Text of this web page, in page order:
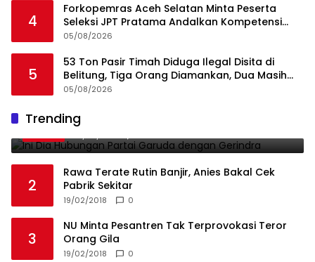
4
Forkopemras Aceh Selatan Minta Peserta
Seleksi JPT Pratama Andalkan Kompetensi
dan Integritas, Bukan Kedekatan
05/08/2026
5
53 Ton Pasir Timah Diduga Ilegal Disita di
Belitung, Tiga Orang Diamankan, Dua Masih
Diburu
05/08/2026
Trending
1
Gerindra
2
Rawa Terate Rutin Banjir, Anies Bakal Cek
Pabrik Sekitar
19/02/2018 0
3
NU Minta Pesantren Tak Terprovokasi Teror
Orang Gila
19/02/2018 0